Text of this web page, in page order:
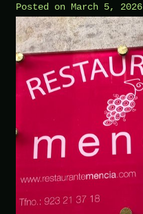
Posted on March 5, 2026